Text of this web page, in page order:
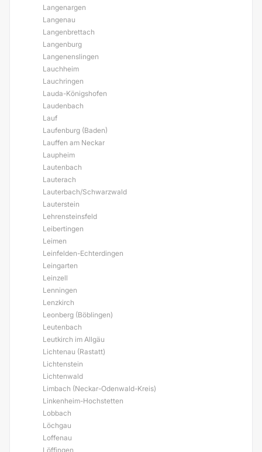
Langenargen
Langenau
Langenbrettach
Langenburg
Langenenslingen
Lauchheim
Lauchringen
Lauda-Königshofen
Laudenbach
Lauf
Laufenburg (Baden)
Lauffen am Neckar
Laupheim
Lautenbach
Lauterach
Lauterbach/Schwarzwald
Lauterstein
Lehrensteinsfeld
Leibertingen
Leimen
Leinfelden-Echterdingen
Leingarten
Leinzell
Lenningen
Lenzkirch
Leonberg (Böblingen)
Leutenbach
Leutkirch im Allgäu
Lichtenau (Rastatt)
Lichtenstein
Lichtenwald
Limbach (Neckar-Odenwald-Kreis)
Linkenheim-Hochstetten
Lobbach
Löchgau
Loffenau
Löffingen